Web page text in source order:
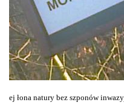
ej łona natury bez szponów